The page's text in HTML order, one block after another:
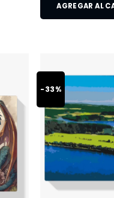
AGREGAR AL
-33%